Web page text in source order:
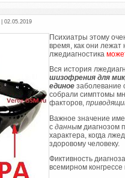
| 02.05.2019
Психиатры этому
время, как они лежат
лжедиагностика
Вся история
шизофрения для
единое заболевание
собрали симптомы
факторов,
Важное значение
с данным диагнозом
характера, когда
здоровому человеку.
Фиктивность
всемирном